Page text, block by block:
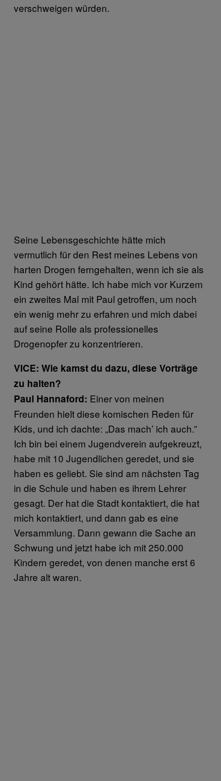
verschweigen würden.
Seine Lebensgeschichte hätte mich
vermutlich für den Rest meines Lebens von
harten Drogen ferngehalten, wenn ich sie als
Kind gehört hätte. Ich habe mich vor Kurzem
ein zweites Mal mit Paul getroffen, um noch
ein wenig mehr zu erfahren und mich dabei
auf seine Rolle als professionelles
Drogenopfer zu konzentrieren.
VICE: Wie kamst du dazu, diese Vorträge
zu halten?
Paul Hannaford: Einer von meinen
Freunden hielt diese komischen Reden für
Kids, und ich dachte: „Das mach’ ich auch.”
Ich bin bei einem Jugendverein aufgekreuzt,
habe mit 10 Jugendlichen geredet, und sie
haben es geliebt. Sie sind am nächsten Tag
in die Schule und haben es ihrem Lehrer
gesagt. Der hat die Stadt kontaktiert, die hat
mich kontaktiert, und dann gab es eine
Versammlung. Dann gewann die Sache an
Schwung und jetzt habe ich mit 250.000
Kindern geredet, von denen manche erst 6
Jahre alt waren.